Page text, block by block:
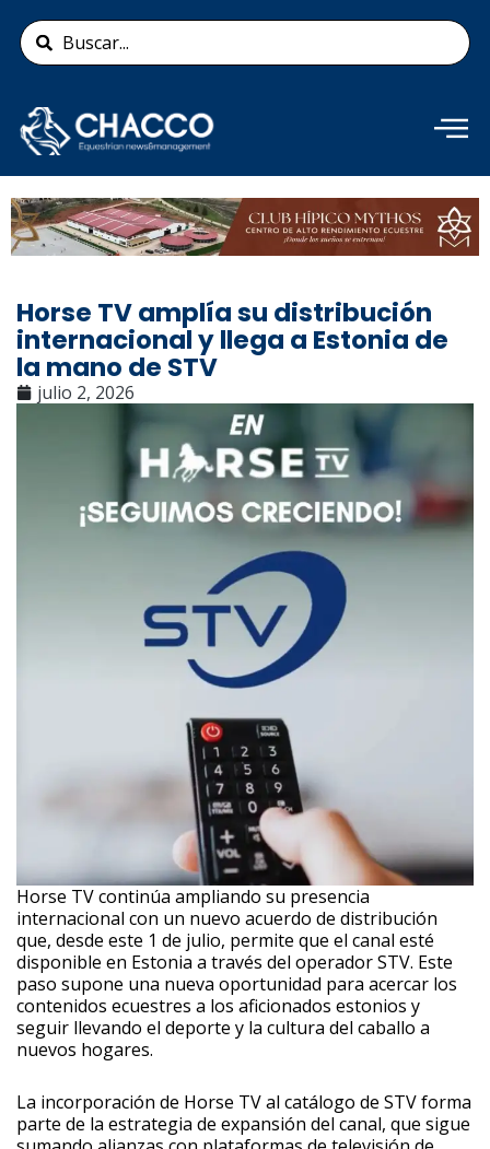
contenido
Search
...
Añade aquí tu texto de
cabecera
Horse TV amplía su distribución
internacional y llega a Estonia de
la mano de STV
julio 2, 2026
Horse TV continúa ampliando su presencia
internacional con un nuevo acuerdo de distribución
que, desde este 1 de julio, permite que el canal esté
disponible en Estonia a través del operador STV. Este
paso supone una nueva oportunidad para acercar los
contenidos ecuestres a los aficionados estonios y
seguir llevando el deporte y la cultura del caballo a
nuevos hogares.
La incorporación de Horse TV al catálogo de STV forma
parte de la estrategia de expansión del canal, que sigue